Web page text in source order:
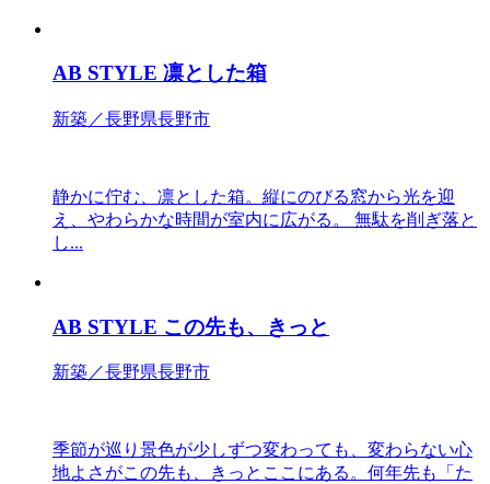
AB STYLE 凛とした箱
新築／長野県長野市
静かに佇む、凛とした箱。縦にのびる窓から光を迎
え、やわらかな時間が室内に広がる。 無駄を削ぎ落と
し...
AB STYLE この先も、きっと
新築／長野県長野市
季節が巡り景色が少しずつ変わっても、変わらない心
地よさがこの先も、きっとここにある。何年先も「た